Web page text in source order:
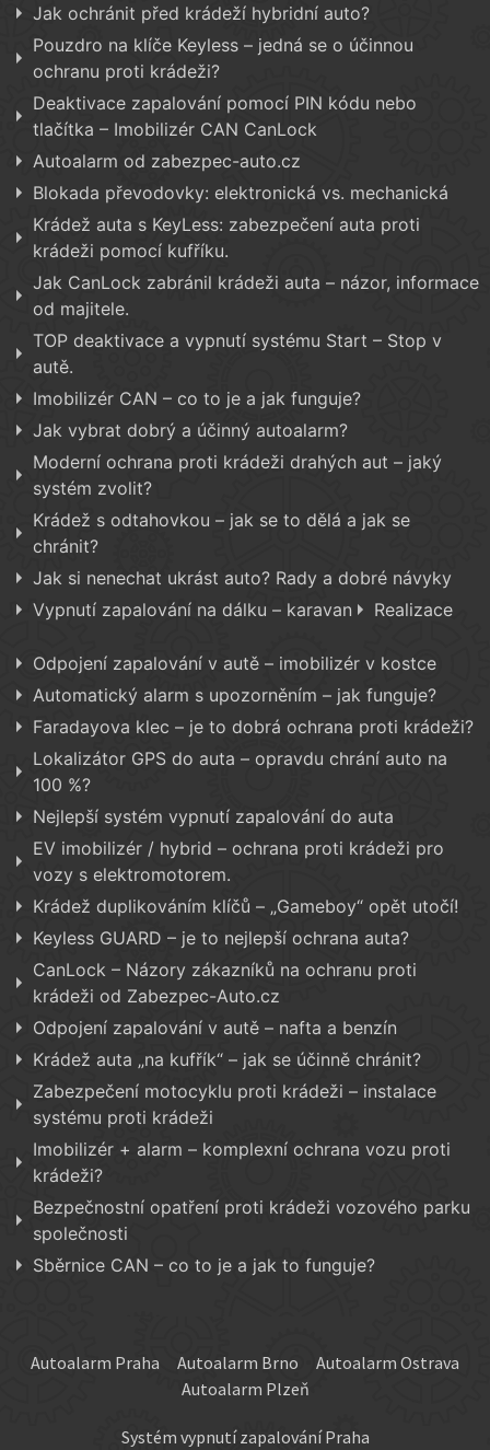
Jak ochránit před krádeží hybridní auto?
Pouzdro na klíče Keyless – jedná se o účinnou
ochranu proti krádeži?
Deaktivace zapalování pomocí PIN kódu nebo
tlačítka – Imobilizér CAN CanLock
Autoalarm od zabezpec-auto.cz
Blokada převodovky: elektronická vs. mechanická
Krádež auta s KeyLess: zabezpečení auta proti
krádeži pomocí kufříku.
Jak CanLock zabránil krádeži auta – názor, informace
od majitele.
TOP deaktivace a vypnutí systému Start – Stop v
autě.
Imobilizér CAN – co to je a jak funguje?
Jak vybrat dobrý a účinný autoalarm?
Moderní ochrana proti krádeži drahých aut – jaký
systém zvolit?
Krádež s odtahovkou – jak se to dělá a jak se
chránit?
Jak si nenechat ukrást auto? Rady a dobré návyky
Vypnutí zapalování na dálku – karavan
Realizace
Odpojení zapalování v autě – imobilizér v kostce
Automatický alarm s upozorněním – jak funguje?
Faradayova klec – je to dobrá ochrana proti krádeži?
Lokalizátor GPS do auta – opravdu chrání auto na
100 %?
Nejlepší systém vypnutí zapalování do auta
EV imobilizér / hybrid – ochrana proti krádeži pro
vozy s elektromotorem.
Krádež duplikováním klíčů – „Gameboy“ opět utočí!
Keyless GUARD – je to nejlepší ochrana auta?
CanLock – Názory zákazníků na ochranu proti
krádeži od Zabezpec-Auto.cz
Odpojení zapalování v autě – nafta a benzín
Krádež auta „na kufřík“ – jak se účinně chránit?
Zabezpečení motocyklu proti krádeži – instalace
systému proti krádeži
Imobilizér + alarm – komplexní ochrana vozu proti
krádeži?
Bezpečnostní opatření proti krádeži vozového parku
společnosti
Sběrnice CAN – co to je a jak to funguje?
Autoalarm Praha Autoalarm Brno
Autoalarm Ostrava
Autoalarm Plzeň
Systém vypnutí zapalování Praha